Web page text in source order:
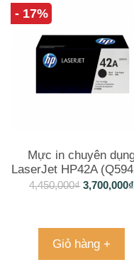
- 17%
Mực in chuyên
LaserJet HP42A
4,450,000₫ 3,700,000₫
Giỏ hàng +